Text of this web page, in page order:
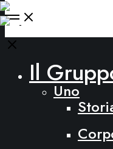
Open
Close
Il
Uno